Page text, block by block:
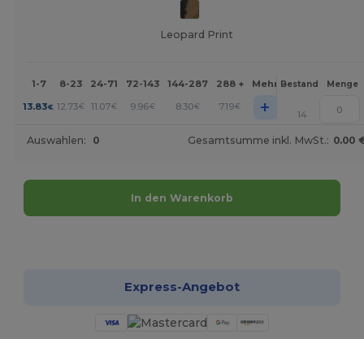
Leopard Print
1-7 8-23 24-71 72-143 144-287 288 + Mehr Bestand Menge
13.83€ 12.73€ 11.07€ 9.96€ 8.30€ 7.19€ + 14
Auswahlen: 0 Gesamtsumme inkl. MwSt.: 0.00
In den Warenkorb
Express-Angebot